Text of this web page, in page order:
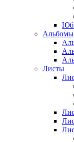
Альбомы
Листы